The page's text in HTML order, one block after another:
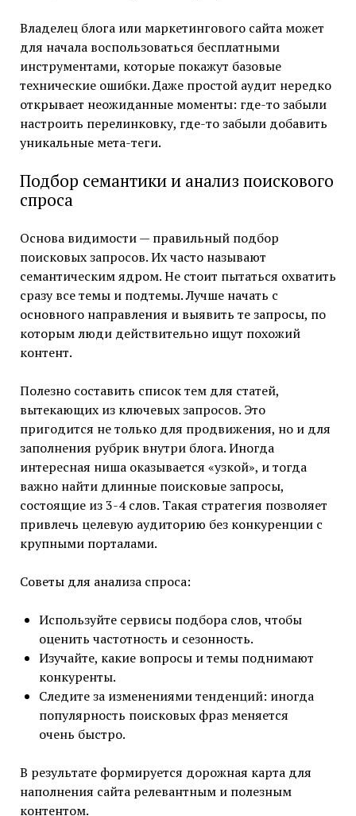
Владелец блога или маркетингового сайта может
для начала воспользоваться бесплатными
инструментами, которые покажут базовые
технические ошибки. Даже простой аудит нередко
открывает неожиданные моменты: где-то забыли
настроить перелинковку, где-то забыли добавить
уникальные мета-теги.
Подбор семантики и анализ поискового
спроса
Основа видимости — правильный подбор
поисковых запросов. Их часто называют
семантическим ядром. Не стоит пытаться охватить
сразу все темы и подтемы. Лучше начать с
основного направления и выявить те запросы, по
которым люди действительно ищут похожий
контент.
Полезно составить список тем для статей,
вытекающих из ключевых запросов. Это
пригодится не только для продвижения, но и для
заполнения рубрик внутри блога. Иногда
интересная ниша оказывается «узкой», и тогда
важно найти длинные поисковые запросы,
состоящие из 3-4 слов. Такая стратегия позволяет
привлечь целевую аудиторию без конкуренции с
крупными порталами.
Советы для анализа спроса:
Используйте сервисы подбора слов, чтобы
оценить частотность и сезонность.
Изучайте, какие вопросы и темы поднимают
конкуренты.
Следите за изменениями тенденций: иногда
популярность поисковых фраз меняется
очень быстро.
В результате формируется дорожная карта для
наполнения сайта релевантным и полезным
контентом.